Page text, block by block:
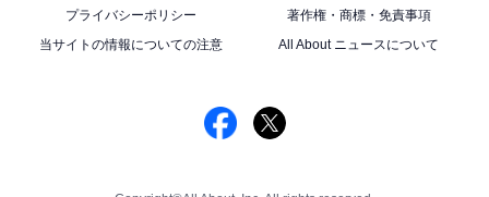
プライバシーポリシー
著作権・商標・免責事項
当サイトの情報についての注意
All About ニュースについて